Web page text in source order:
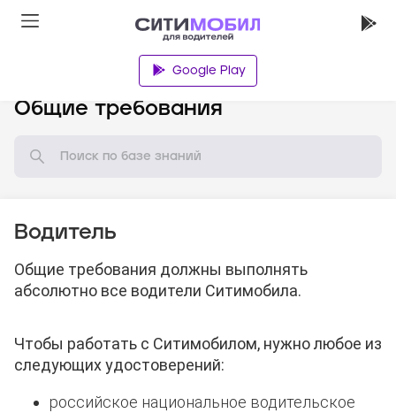
Google Play
Общие требования
Водитель
Общие требования должны выполнять
абсолютно все водители Ситимобила.
Чтобы работать с Ситимобилом, нужно любое из
следующих удостоверений:
российское национальное водительское